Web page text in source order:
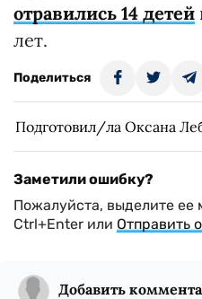
отравились 14 детей
лет.
Поделиться
Подготовил/ла Оксана
Заметили ошибку?
Пожалуйста, выделите
Ctrl+Enter или Отправить
Добавить